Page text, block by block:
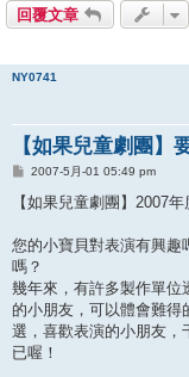
回覆文章
NY0741
【如果兒童劇團】
文
2007-5月-01 05:49 pm
【如果兒童劇團】2007
您的小寶貝對表演有興趣
嗎？
幾年來，有許多製作單位
的小朋友，可以體會難得
選，喜歡表演的小朋友，
已喔！